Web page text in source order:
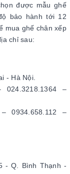
được mẫu ghế
bảo hành tới 12
mua ghế chân xếp
chỉ sau:
- Hà Nội.
024.3218.1364 –
0934.658.112 –
- Q. Bình Thạnh -